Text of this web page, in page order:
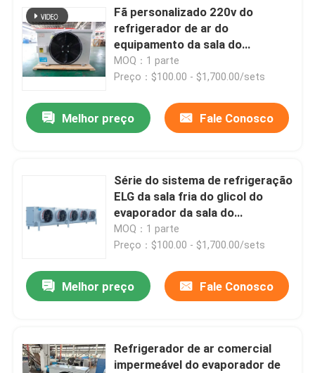
Início
Fã personalizado 220v do
refrigerador de ar do
equipamento da sala do
congelador do evaporador de
Coolroom único
MOQ：1 parte
Preço：$100.00 - $1,700.00/sets
Melhor preço Fale Conosco
Série do sistema de refrigeração
ELG da sala fria do glicol do
evaporador da sala do
congelador IP65
MOQ：1 parte
Preço：$100.00 - $1,700.00/sets
Melhor preço Fale Conosco
Refrigerador de ar comercial
impermeável do evaporador de